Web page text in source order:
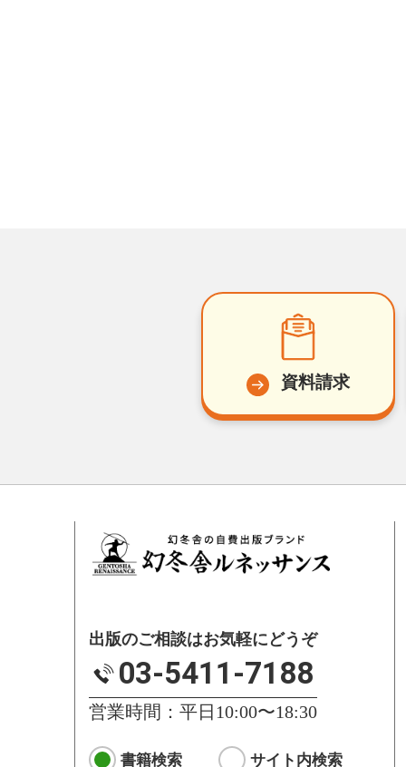
資料請求
出版のご相談はお気軽にどうぞ
03-5411-7188
営業時間：平日10:00〜18:30
書籍検索 サイト内検索